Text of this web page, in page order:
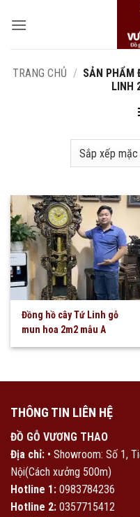
qua
TRANG CHỦ / SẢN PHẨM
LINH
Đồng hồ cây Tứ Linh gỗ
mun hoa 2m2 mẫu A
THÔNG TIN LIÊN HỆ
ĐỒ GỖ VƯƠNG THAO
Địa chỉ: • Showroom: Số 1,
Nội(Cách xưởng 500m)
Hotline 1: 0983784236
Hotline 2: 0357715412